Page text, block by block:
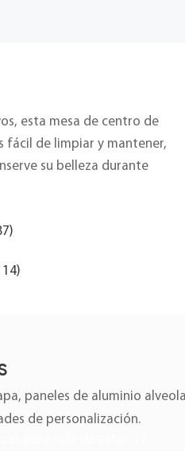
esta mesa de centro de
fácil de limpiar y mantener,
su belleza durante
paneles de aluminio
de personalización.